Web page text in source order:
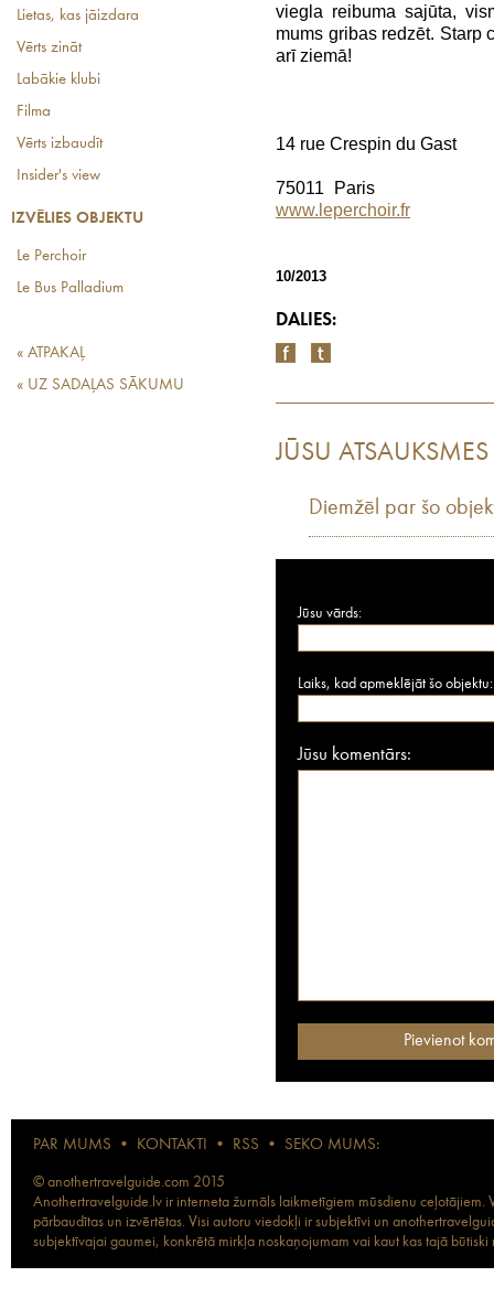
Lietas, kas jāizdara
Vērts zināt
Labākie klubi
Filma
Vērts izbaudīt
Insider's view
IZVĒLIES OBJEKTU
Le Perchoir
Le Bus Palladium
« ATPAKAĻ
« UZ SADAĻAS SĀKUMU
viegla reibuma sajūta,
mums gribas redzēt. Starp
arī ziemā!
14 rue Crespin du Gast
75011 Paris
www.leperchoir.fr
10/2013
DALIES:
JŪSU ATSAUKSMES
Diemžēl par šo
Jūsu vārds:
Laiks, kad apmeklējāt šo objektu:
Jūsu komentārs:
PAR MUMS • KONTAKTI • RSS • SEKO MUMS:
© anothertravelguide.com 2015
Anothertravelguide.lv ir interneta žurnāls laikmetīgiem mūsdienu
pārbaudītas un izvērtētas. Visi autoru viedokļi ir subjektīvi un
subjektīvajai gaumei, konkrētā mirkļa noskaņojumam vai kaut kas tajā